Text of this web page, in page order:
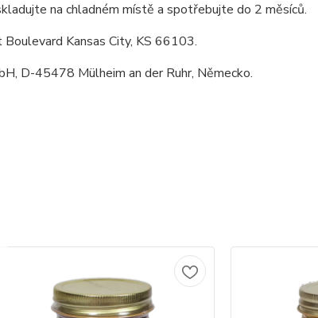
na chladném místě a spotřebujte do 2 měsíců.
Kansas City, KS 66103.
D-45478 Mülheim an der Ruhr, Německo.